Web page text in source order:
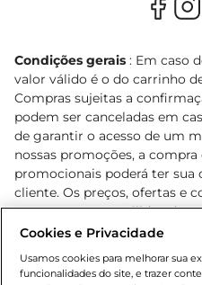
Condições gerais : Em caso
valor válido é o do carrinho
Compras sujeitas a
podem ser canceladas em
de garantir o acesso de um
nossas promoções, a
promocionais poderá ter
cliente. Os preços, ofertas e
o e-commerce e válidos
sofrer alterações sem prévia
Lei n.º 8069/90, art. 81,
Cookies e Privacidade
Usamos cookies para melhorar sua
funcionalidades do site, e trazer